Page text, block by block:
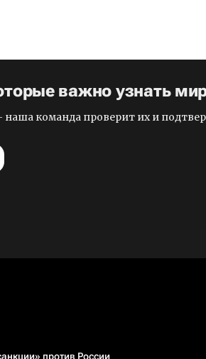
важно узнать
наша команда проверит их и
против России